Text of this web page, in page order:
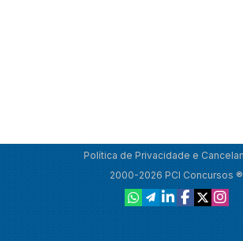
Política de Privacidade e
2000-2026 PCI Concursos ®